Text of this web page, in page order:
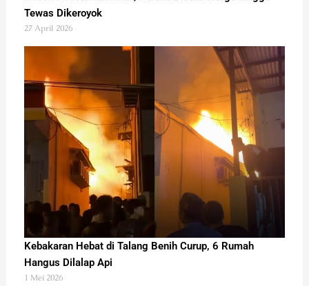
Tewas Dikeroyok
27 April 2026
Kebakaran Hebat di Talang Benih Curup, 6 Rumah
Hangus Dilalap Api
1 Mei 2026